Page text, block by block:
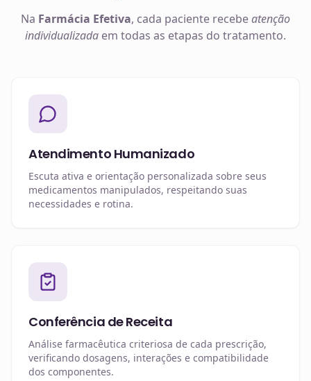
Na Farmácia Efetiva, cada paciente recebeatenção
individualizada em todas as etapas do tratamento.
Atendimento Humanizado
Escuta ativa e orientação personalizada sobre seus
medicamentos manipulados, respeitando suas
necessidades e rotina.
Conferência de Receita
Análise farmacêutica criteriosa de cada prescrição,
verificando dosagens, interações e compatibilidade
dos componentes.